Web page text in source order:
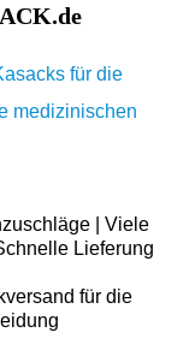
für die
medizinischen
| Viele
Lieferung
für die